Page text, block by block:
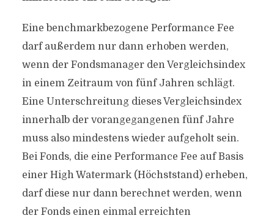
Eine benchmarkbezogene Performance Fee
darf außerdem nur dann erhoben werden,
wenn der Fondsmanager den Vergleichsindex
in einem Zeitraum von fünf Jahren schlägt.
Eine Unterschreitung dieses Vergleichsindex
innerhalb der vorangegangenen fünf Jahre
muss also mindestens wieder aufgeholt sein.
Bei Fonds, die eine Performance Fee auf Basis
einer High Watermark (Höchststand) erheben,
darf diese nur dann berechnet werden, wenn
der Fonds einen einmal erreichten